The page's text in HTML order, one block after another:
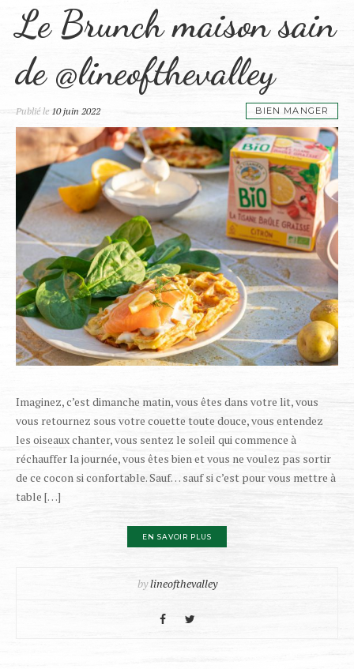
Le Brunch maison sain
de @lineofthevalley
Publié le 10 juin 2022 BIEN MANGER
Imaginez, c’est dimanche matin, vous êtes dans votre lit, vous
vous retournez sous votre couette toute douce, vous entendez
les oiseaux chanter, vous sentez le soleil qui commence à
réchauffer la journée, vous êtes bien et vous ne voulez pas sortir
de ce cocon si confortable. Sauf… sauf si c’est pour vous mettre à
table […]
EN SAVOIR PLUS
bylineofthevalley